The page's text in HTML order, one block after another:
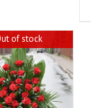
of stock